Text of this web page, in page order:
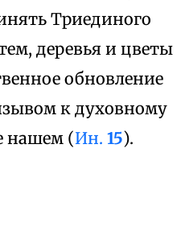
Триединого
деревья и цветы
обновление
к духовному
нашем (Ин. 15).